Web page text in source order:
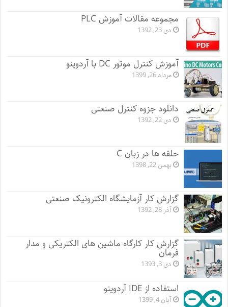
مجموعه مقالات آموزش PLC
دی 23, 1392
آموزش کنترل موتور DC با آردوینو
مرداد 26, 1399
دانلود جزوه کنترل صنعتی
دی 22, 1392
حلقه ها در زبان C
بهمن 22, 1398
گزارش کار آزمایشگاه الکترونیک صنعتی
آذر 28, 1392
گزارش کار کارگاه ماشین های الکتریکی و مدار
فرمان
دی 3, 1393
استفاده از IDE آردوینو
آبان 4, 1399